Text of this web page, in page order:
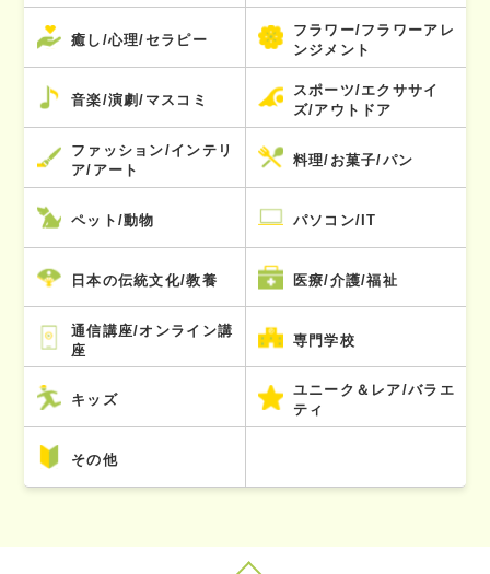
癒し/心理/セラピー
フラワー/フラワーアレ
ンジメント
音楽/演劇/マスコミ
スポーツ/エクササイ
ズ/アウトドア
ファッション/インテリ
ア/アート
料理/お菓子/パン
ペット/動物 パソコン/IT
日本の伝統文化/教養 医療/介護/福祉
通信講座/オンライン講
座
専門学校
キッズ
ユニーク＆レア/バラエ
ティ
その他